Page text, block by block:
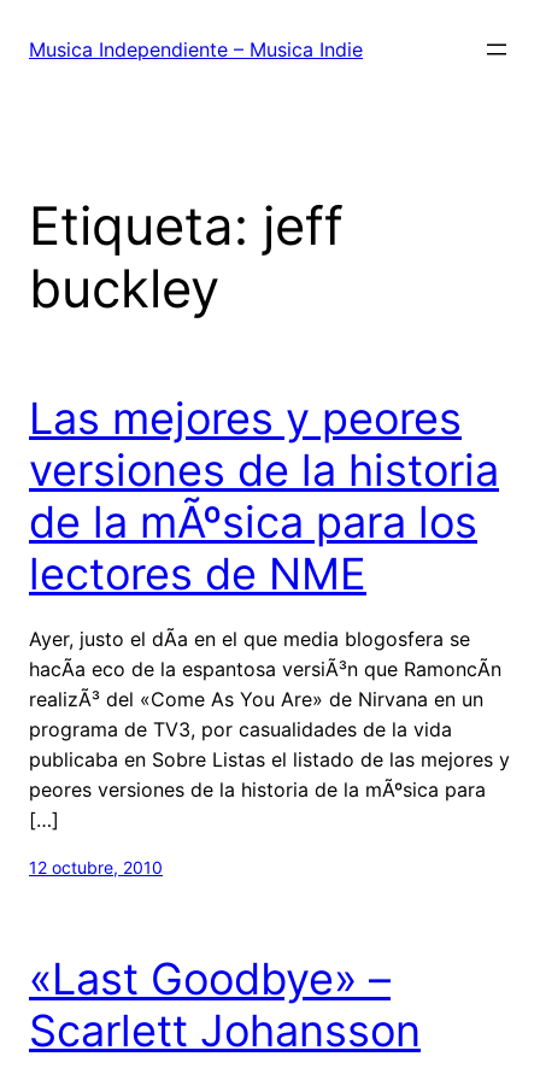
Musica Independiente – Musica Indie
Etiqueta: jeff
buckley
Las mejores y peores
versiones de la historia
de la mÃºsica para los
lectores de NME
Ayer, justo el dÃ­a en el que media blogosfera se
hacÃ­a eco de la espantosa versiÃ³n que RamoncÃ­n
realizÃ³ del «Come As You Are» de Nirvana en un
programa de TV3, por casualidades de la vida
publicaba en Sobre Listas el listado de las mejores y
peores versiones de la historia de la mÃºsica para
[…]
12 octubre, 2010
«Last Goodbye» –
Scarlett Johansson